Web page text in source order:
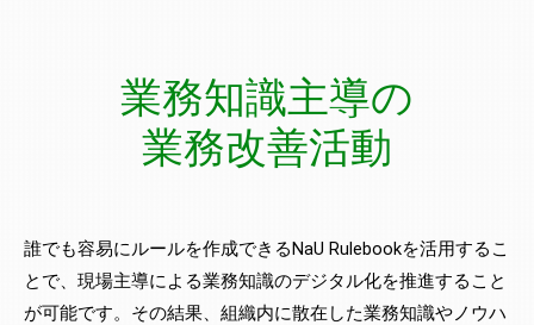
業務知識主導の
業務改善活動
誰でも容易にルールを作成できるNaU Rulebookを活用するこ
とで、現場主導による業務知識のデジタル化を推進すること
が可能です。その結果、組織内に散在した業務知識やノウハ